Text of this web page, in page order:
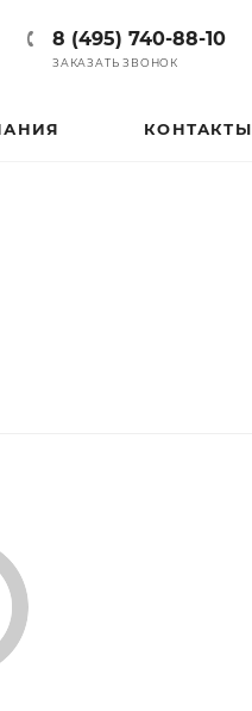
8 (495) 740-88-10
ЗАКАЗАТЬ ЗВОНОК
КОНТАКТЫ